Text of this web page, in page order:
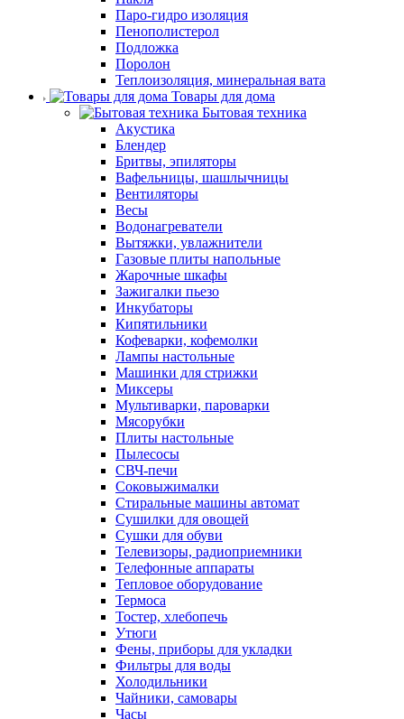
Паро-гидро изоляция
Пенополистерол
Подложка
Поролон
Теплоизоляция, минеральная вата
Товары для дома
Бытовая техника
Акустика
Блендер
Бритвы, эпиляторы
Вафельницы, шашлычницы
Вентиляторы
Весы
Водонагреватели
Вытяжки, увлажнители
Газовые плиты напольные
Жарочные шкафы
Зажигалки пьезо
Инкубаторы
Кипятильники
Кофеварки, кофемолки
Лампы настольные
Машинки для стрижки
Миксеры
Мультиварки, пароварки
Мясорубки
Плиты настольные
Пылесосы
СВЧ-печи
Соковыжималки
Стиральные машины автомат
Сушилки для овощей
Сушки для обуви
Телевизоры, радиоприемники
Телефонные аппараты
Тепловое оборудование
Термоса
Тостер, хлебопечь
Утюги
Фены, приборы для укладки
Фильтры для воды
Холодильники
Чайники, самовары
Часы